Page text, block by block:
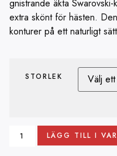
gnistrande äkta
extra skönt för hästen.
konturer på ett naturligt
STORLEK
LÄGG TILL I